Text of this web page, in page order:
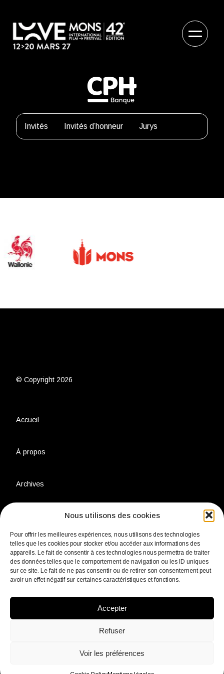
Nous utilisons des cookies
Pour offrir les meilleures expériences, nous utilisons des technologies
telles que les cookies pour stocker et/ou accéder aux informations des
appareils. Le fait de consentir à ces technologies nous permettra de traiter
des données telles que le comportement de navigation ou les ID uniques
sur ce site. Le fait de ne pas consentir ou de retirer son consentement peut
avoir un effet négatif sur certaines caractéristiques et fonctions.
Accepter
Refuser
Voir les préférences
Invités Invités d’honneur Jurys
© Copyright 2026
Accueil
À propos
Archives
Charte environnementale
Politique de confidentialité
Mentions légales
Linkedin